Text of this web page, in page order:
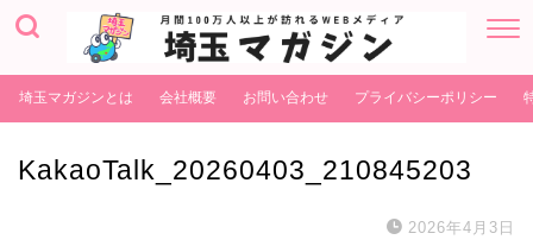
埼玉マガジンとは 会社概要 お問い合わせ プライバシーポリシー
KakaoTalk_20260403_210845203
2026年4月3日